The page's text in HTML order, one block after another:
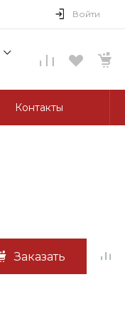
Войти
Контакты
Заказать